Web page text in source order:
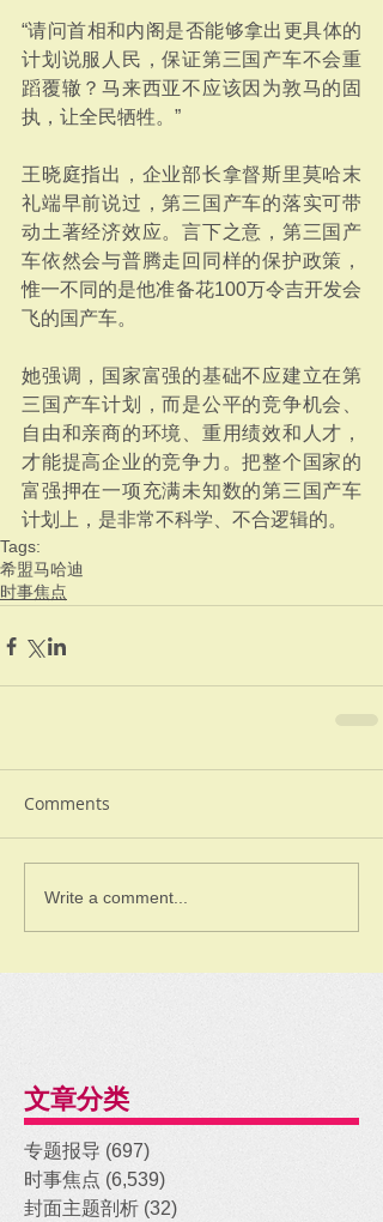
“请问首相和内阁是否能够拿出更具体的
计划说服人民，保证第三国产车不会重
蹈覆辙？马来西亚不应该因为敦马的固
执，让全民牺牲。”
王晓庭指出，企业部长拿督斯里莫哈末
礼端早前说过，第三国产车的落实可带
动土著经济效应。言下之意，第三国产
车依然会与普腾走回同样的保护政策，
惟一不同的是他准备花100万令吉开发会
飞的国产车。
她强调，国家富强的基础不应建立在第
三国产车计划，而是公平的竞争机会、
自由和亲商的环境、重用绩效和人才，
才能提高企业的竞争力。把整个国家的
富强押在一项充满未知数的第三国产车
计划上，是非常不科学、不合逻辑的。
Tags:
希盟马哈迪
时事焦点
Comments
Write a comment...
文章分类
专题报导 (697)
时事焦点 (6,539)
封面主题剖析 (32)